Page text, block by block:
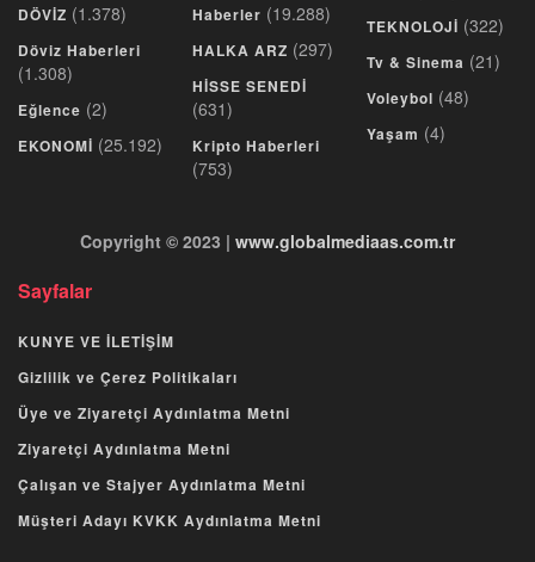
DÖVİZ (1.378)
Döviz Haberleri
(1.308)
Eğlence (2)
EKONOMİ (25.192)
Haberler (19.288)
HALKA ARZ (297)
HİSSE SENEDİ
(631)
Kripto Haberleri
(753)
TEKNOLOJİ (322)
Tv & Sinema (21)
Voleybol (48)
Yaşam (4)
Copyright © 2023 | www.globalmediaas.com.tr
Sayfalar
KUNYE VE İLETİŞİM
Gizlilik ve Çerez Politikaları
Üye ve Ziyaretçi Aydınlatma Metni
Ziyaretçi Aydınlatma Metni
Çalışan ve Stajyer Aydınlatma Metni
Müşteri Adayı KVKK Aydınlatma Metni